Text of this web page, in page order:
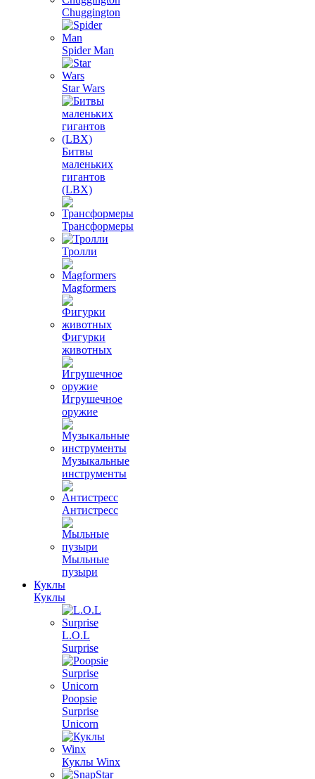
Chuggington
Spider Man
Star Wars
Битвы
маленьких
гигантов
(LBX)
Трансформеры
Тролли
Magformers
Фигурки
животных
Игрушечное
оружие
Музыкальные
инструменты
Антистресс
Мыльные
пузыри
Куклы
Куклы
L.O.L
Surprise
Poopsie
Surprise
Unicorn
Куклы Winx